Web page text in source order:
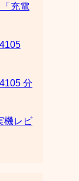
充電
分
機レビ